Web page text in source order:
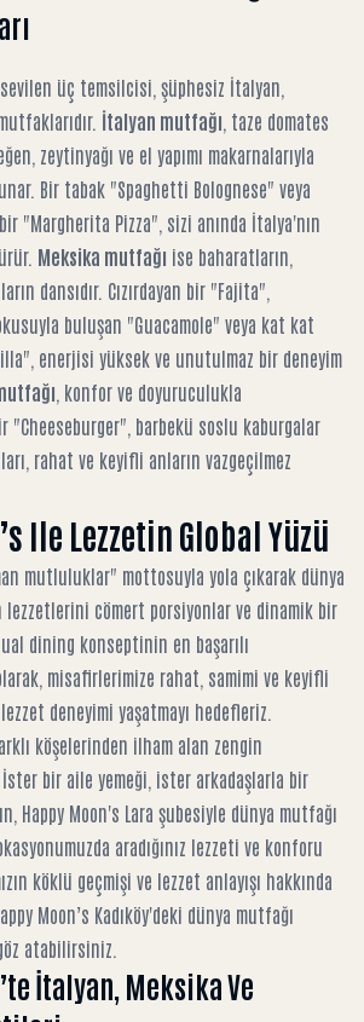
üç temsilcisi, şüphesiz İtalyan,
İtalyan mutfağı , taze domates
zeytinyağı ve el yapımı makarnalarıyla
Bir tabak "Spaghetti Bolognese" veya
"Margherita Pizza", sizi anında İtalya'nın
Meksika mutfağı ise baharatların,
dansıdır. Cızırdayan bir "Fajita",
buluşan "Guacamole" veya kat kat
enerjisi yüksek ve unutulmaz bir deneyim
, konfor ve doyuruculukla
"Cheeseburger", barbekü soslu kaburgalar
rahat ve keyifli anların vazgeçilmez
Ile Lezzetin Global Yüzü
mutluluklar" mottosuyla yola çıkarak dünya
lezzetlerini cömert porsiyonlar ve dinamik bir
dining konseptinin en başarılı
misafirlerimize rahat, samimi ve keyifli
deneyimi yaşatmayı hedefleriz.
köşelerinden ilham alan zengin
bir aile yemeği, ister arkadaşlarla bir
Happy Moon's Lara şubesiyle dünya mutfağı
aradığınız lezzeti ve konforu
köklü geçmişi ve lezzet anlayışı hakkında
Moon’s Kadıköy'deki dünya mutfağı
atabilirsiniz.
İtalyan, Meksika Ve